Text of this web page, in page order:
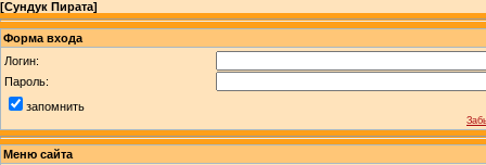
[Сундук Пирата]
Форма входа
Логин:
Пароль:
запомнить
Меню сайта